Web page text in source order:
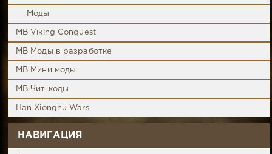
Моды
MB Viking Conquest
MB Моды в разработке
MB Мини моды
MB Чит-коды
Han Xiongnu Wars
НАВИГАЦИЯ